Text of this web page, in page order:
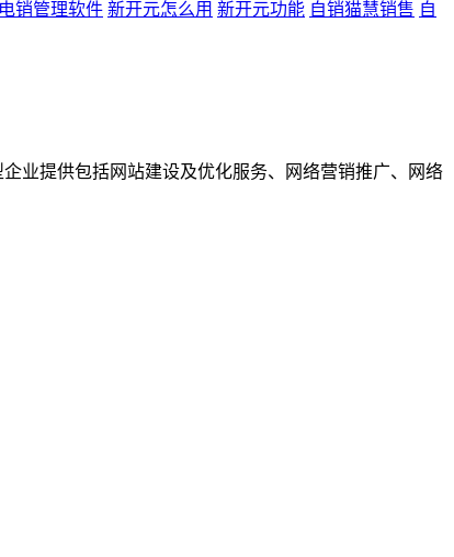
电销管理软件 新开元怎么用 新开元功能 自销猫慧销售 自
业提供包括网站建设及优化服务、网络营销推广、网络